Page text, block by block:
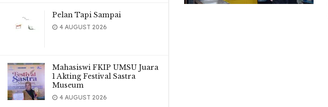
Pelan Tapi Sampai
4 AUGUST 2026
Mahasiswi FKIP UMSU Juara
1 Akting Festival Sastra
Museum
4 AUGUST 2026